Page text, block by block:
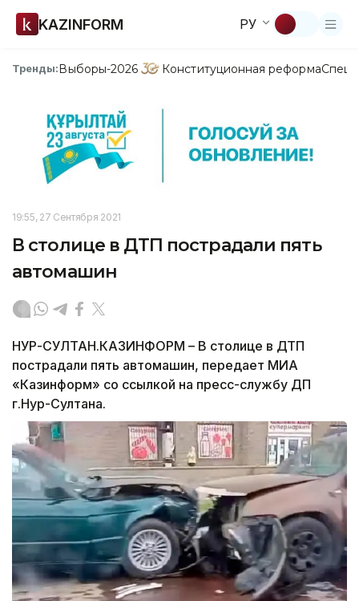
KAZINFORM РУ
Тренды:Выборы-2026 Конституционная реформа
19:55, 27 Сентября 2021
В столице в ДТП пострадали пять
автомашин
НУР-СУЛТАН.КАЗИНФОРМ – В столице в ДТП
пострадали пять автомашин, передает МИА
«Казинформ» со ссылкой на пресс-службу ДП
г.Нур-Султана.